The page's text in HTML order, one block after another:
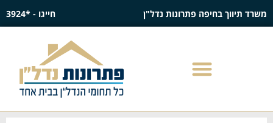
משרד תיווך בחיפה פתרונות נדל"ן חייגו - *3924